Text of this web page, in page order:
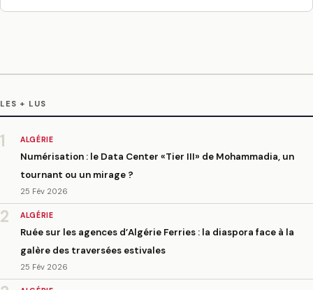
LES + LUS
1 ALGÉRIE
Numérisation : le Data Center «Tier III» de Mohammadia, un
tournant ou un mirage ?
25 Fév 2026
2 ALGÉRIE
Ruée sur les agences d’Algérie Ferries : la diaspora face à la
galère des traversées estivales
25 Fév 2026